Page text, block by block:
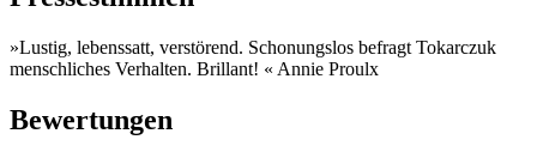
»Lustig, lebenssatt, verstörend. Schonungslos befragt Tokarczuk
menschliches Verhalten. Brillant! « Annie Proulx
Bewertungen